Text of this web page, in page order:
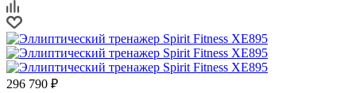
296 790 ₽